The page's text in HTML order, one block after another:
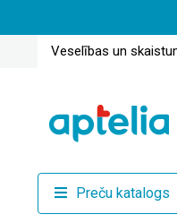
Veselības un
Preču katalogs